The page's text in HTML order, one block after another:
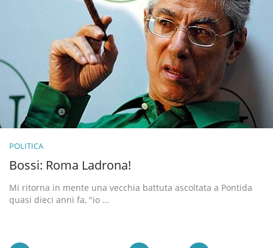
POLITICA
Bossi: Roma Ladrona!
Mi ritorna in mente una vecchia battuta ascoltata a Pontida
quasi dieci anni fa, "io …